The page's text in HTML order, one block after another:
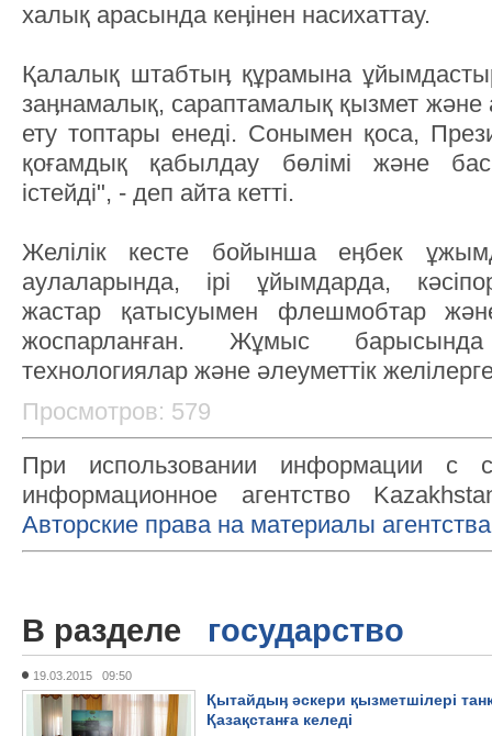
халық арасында кеӊінен насихаттау.
Қалалық штабтыӊ құрамына
заӊнамалық, сараптамалық қызмет және
ету топтары енеді. Сонымен қоса,
қоғамдық қабылдау бөлімі және
істейді", - деп айта кетті.
Желілік кесте бойынша еӊбек
аулаларында, ірі ұйымдарда,
жастар қатысуымен флешмобтар және
жоспарланған. Жұмыс
технологиялар және әлеуметтік
Просмотров: 579
При использовании информации с
информационное агентство
Авторские права на материалы
В разделе государство
19.03.2015 09:50
Қытайдыӊ әскери қызметшілері
Қазақстанға келеді